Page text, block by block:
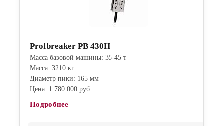
Profbreaker PB 430H
Масса базовой машины: 35-45 т
Масса: 3210 кг
Диаметр пики: 165 мм
Цена: 1 780 000 руб.
Подробнее